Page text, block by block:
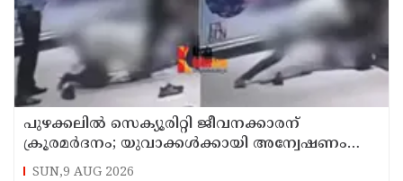
പുഴക്കലില്‍ സെക്യൂരിറ്റി ജീവനക്കാരന്
ക്രൂരമര്‍ദനം; യുവാക്കള്‍ക്കായി അന്വേഷണം
തുടരുന്നു
SUN,9 AUG 2026